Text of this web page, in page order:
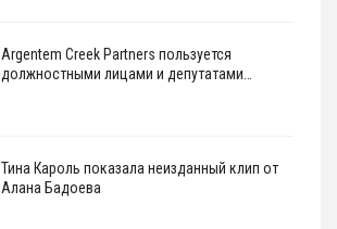
Argentem Creek Partners пользуется
должностными лицами и депутатами…
Тина Кароль показала неизданный клип от
Алана Бадоева